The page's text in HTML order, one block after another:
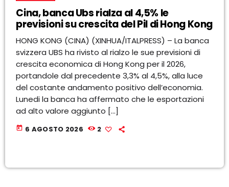
Cina, banca Ubs rialza al 4,5% le
previsioni su crescita del Pil di Hong Kong
HONG KONG (CINA) (XINHUA/ITALPRESS) – La banca
svizzera UBS ha rivisto al rialzo le sue previsioni di
crescita economica di Hong Kong per il 2026,
portandole dal precedente 3,3% al 4,5%, alla luce
del costante andamento positivo dell’economia.
Lunedi la banca ha affermato che le esportazioni
ad alto valore aggiunto […]
today 6 AGOSTO 2026 2